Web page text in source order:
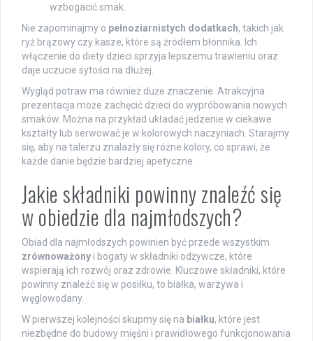
wzbogacić smak.
Nie zapominajmy o pełnoziarnistych dodatkach, takich jak
ryż brązowy czy kasze, które są źródłem błonnika. Ich
włączenie do diety dzieci sprzyja lepszemu trawieniu oraz
daje uczucie sytości na dłużej.
Wygląd potraw ma również duże znaczenie. Atrakcyjna
prezentacja może zachęcić dzieci do wypróbowania nowych
smaków. Można na przykład układać jedzenie w ciekawe
kształty lub serwować je w kolorowych naczyniach. Starajmy
się, aby na talerzu znalazły się różne kolory, co sprawi, że
każde danie będzie bardziej apetyczne.
Jakie składniki powinny znaleźć się
w obiedzie dla najmłodszych?
Obiad dla najmłodszych powinien być przede wszystkim
zrównoważony i bogaty w składniki odżywcze, które
wspierają ich rozwój oraz zdrowie. Kluczowe składniki, które
powinny znaleźć się w posiłku, to białka, warzywa i
węglowodany.
W pierwszej kolejności skupmy się na białku, które jest
niezbędne do budowy mięśni i prawidłowego funkcjonowania